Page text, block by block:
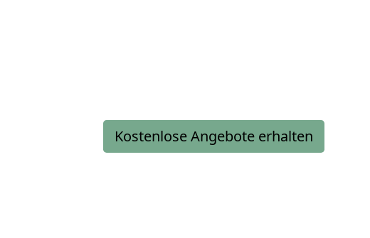
Kostenlose Angebote erhalten